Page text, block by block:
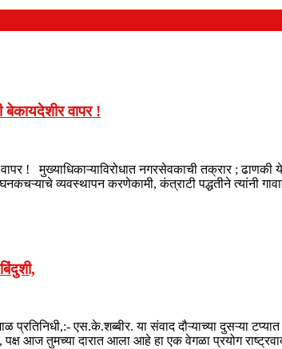
बेकायदेशीर वापर !
वापर ! मुख्याधिकाऱ्याविरोधात नगरसेवकाची तक्रार ;
व्यवस्थापन करणेकामी, कंत्राटी पद्धतीने त्यांनी
प्रतिनिधी,:- एस.के.शब्बीर. या संवाद दौऱ्याच्या दुसऱ्या
आज तुमच्या दारात आला आहे हा एक वेगळा प्रयोग